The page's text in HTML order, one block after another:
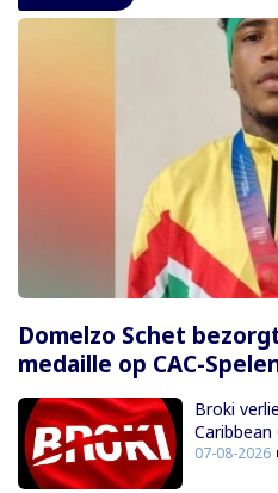
Domelzo Schet
medaille op CAC-
Broki
Caribbean
07-08-2026